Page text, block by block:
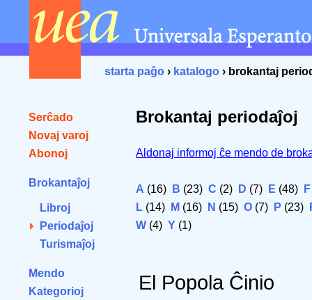
starta paĝo › katalogo › brokantaj
Serĉado
Novaj varoj
Abonoj
Brokantaĵoj
Libroj
Periodaĵoj
Turismaĵoj
Mendo
Kategorioj
Brokantaj periodaĵoj
Aldonaj informoj ĉe mendo de
A (16) B (23) C (2) D (7) E (48) F
L (14) M (16) N (15) O (7) P (23)
W (4) Y (1)
El Popola Ĉinio